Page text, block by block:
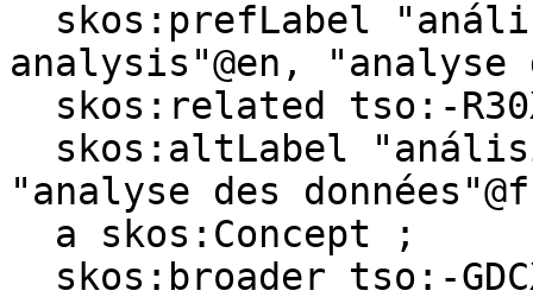
analysis"@en, "analyse
"analyse des